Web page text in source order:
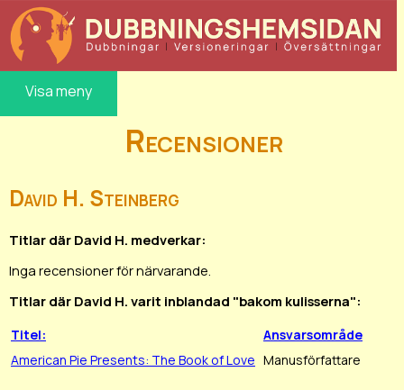
Visa meny
Recensioner
David H. Steinberg
Titlar där David H. medverkar:
Inga recensioner för närvarande.
Titlar där David H. varit inblandad "bakom kulisserna":
Titel:
Ansvarsområde
American Pie Presents: The Book of Love Manusförfattare